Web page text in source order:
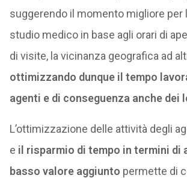
suggerendo il momento migliore per
studio medico in base agli orari di
di visite, la vicinanza geografica ad
ottimizzando dunque il tempo
agenti e di conseguenza anche dei
L’ottimizzazione delle attività degli
e il risparmio di tempo in termini di
basso valore aggiunto permette di